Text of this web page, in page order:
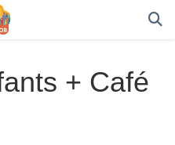
+ Café